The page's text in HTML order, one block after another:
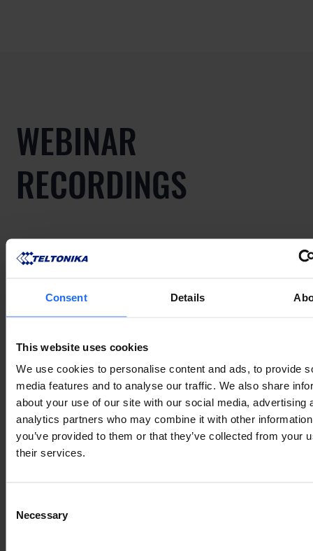
Consent Details
This website uses cookies
We use cookies to personalise content and ads, to provide
media features and to analyse our traffic. We also share
about your use of our site with our social media, advertising
analytics partners who may combine it with other
you’ve provided to them or that they’ve collected from your
their services.
Selection
Necessary
WEBINAR
RECORDINGS